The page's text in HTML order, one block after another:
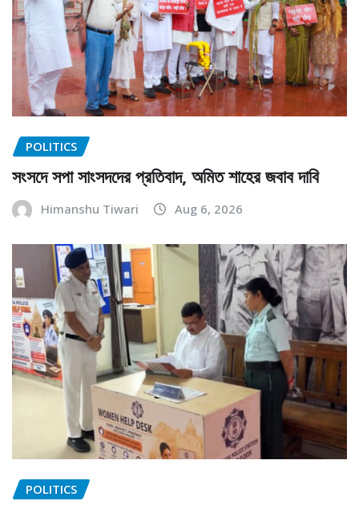
POLITICS
সংসদে সপা সাংসদদের প্রতিবাদ, অমিত শাহের জবাব দাবি
Himanshu Tiwari Aug 6, 2026
POLITICS